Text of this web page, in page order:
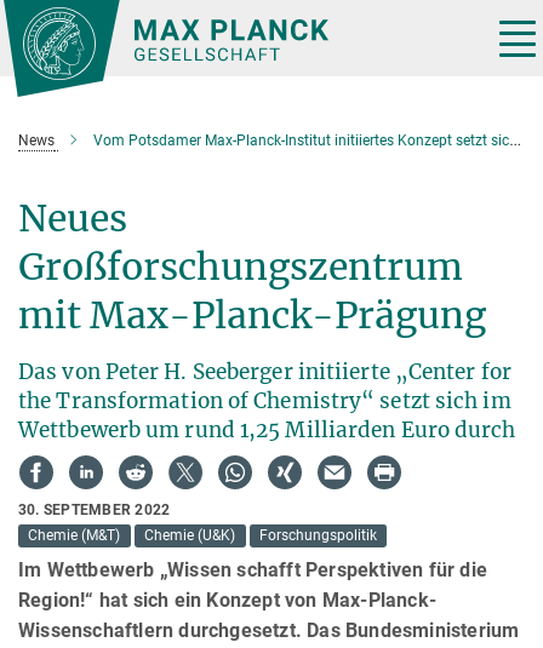
Hauptinhalt
News Vom Potsdamer Max-Planck-Institut initiiertes Konzept setzt sich im Bund-Länder-Wettbewerb um 1,25 Milliarden Euro Förderung durch
Neues
Großforschungszentrum
mit Max-Planck-Prägung
Das von Peter H. Seeberger initiierte „Center for
the Transformation of Chemistry“ setzt sich im
Wettbewerb um rund 1,25 Milliarden Euro durch
30. SEPTEMBER 2022
Chemie (M&T)
Chemie (U&K) Forschungspolitik
Im Wettbewerb „Wissen schafft Perspektiven für die
Region!“ hat sich ein Konzept von Max-Planck-
Wissenschaftlern durchgesetzt. Das Bundesministerium